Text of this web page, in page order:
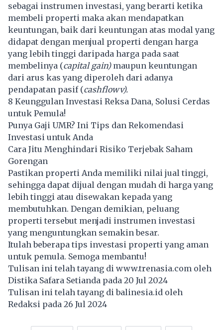
sebagai instrumen investasi, yang berarti ketika
membeli properti maka akan mendapatkan
keuntungan, baik dari keuntungan atas modal yang
didapat dengan menjual properti dengan harga
yang lebih tinggi daripada harga pada saat
membelinya (capital gain)maupun keuntungan
dari arus kas yang diperoleh dari adanya
pendapatan pasif (cashflowv).
8 Keunggulan Investasi Reksa Dana, Solusi Cerdas
untuk Pemula!
Punya Gaji UMR? Ini Tips dan Rekomendasi
Investasi untuk Anda
Cara Jitu Menghindari Risiko Terjebak Saham
Gorengan
Pastikan properti Anda memiliki nilai jual tinggi,
sehingga dapat dijual dengan mudah di harga yang
lebih tinggi atau disewakan kepada yang
membutuhkan. Dengan demikian, peluang
properti tersebut menjadi instrumen investasi
yang menguntungkan semakin besar.
Itulah beberapa tips investasi properti yang aman
untuk pemula. Semoga membantu!
Tulisan ini telah tayang di www.trenasia.com oleh
Distika Safara Setianda pada 20 Jul 2024
Tulisan ini telah tayang dibalinesia.id oleh
Redaksi pada 26 Jul 2024